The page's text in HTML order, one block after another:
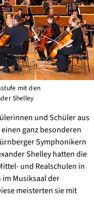
mit den
Shelley
und Schüler aus
ganz besonderen
Symphonikern
Shelley hatten die
und Realschulen in
Musiksaal der
meisterten sie mit